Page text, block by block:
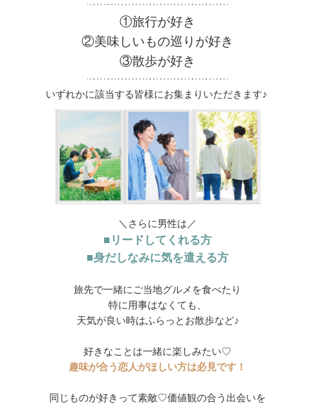
①旅行が好き
②美味しいもの巡りが好き
③散歩が好き
いずれかに該当する皆様にお集まりいただきます♪
＼さらに男性は／
■リードしてくれる方
■身だしなみに気を遣える方
旅先で一緒にご当地グルメを食べたり
特に用事はなくても、
天気が良い時はふらっとお散歩など♪
好きなことは一緒に楽しみたい♡
趣味が合う恋人がほしい方は必見です！
同じものが好きって素敵♡価値観の合う出会いを